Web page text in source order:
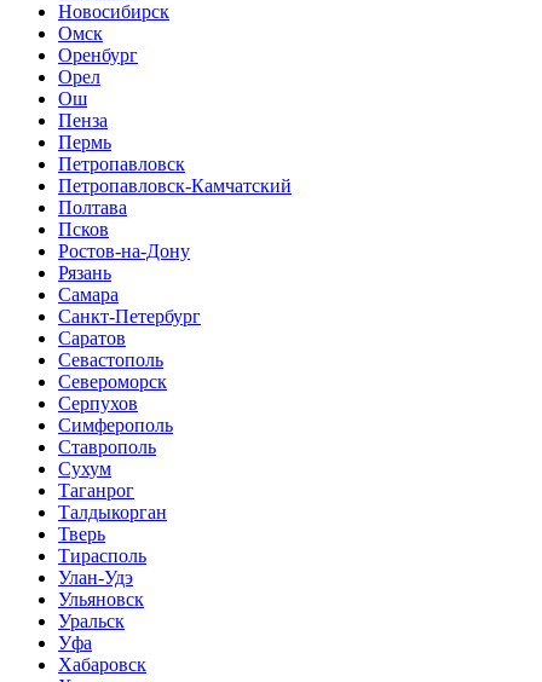
Новосибирск
Омск
Оренбург
Орел
Ош
Пенза
Пермь
Петропавловск
Петропавловск-Камчатский
Полтава
Псков
Ростов-на-Дону
Рязань
Самара
Санкт-Петербург
Саратов
Севастополь
Североморск
Серпухов
Симферополь
Ставрополь
Сухум
Таганрог
Tалдыкорган
Тверь
Тирасполь
Улан-Удэ
Ульяновск
Уральск
Уфа
Хабаровск